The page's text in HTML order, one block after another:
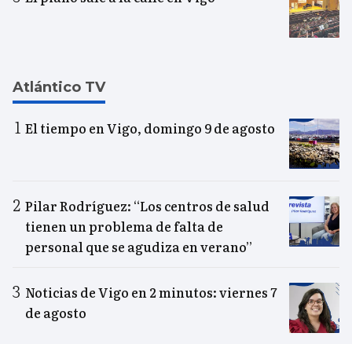
Atlántico TV
El tiempo en Vigo, domingo 9 de agosto
Pilar Rodríguez: “Los centros de salud
tienen un problema de falta de
personal que se agudiza en verano”
Noticias de Vigo en 2 minutos: viernes 7
de agosto